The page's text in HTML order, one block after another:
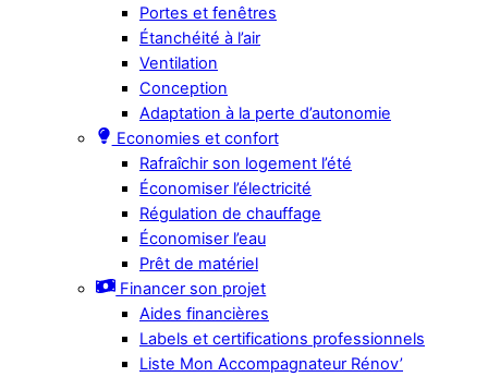
Portes et fenêtres
Étanchéité à l’air
Ventilation
Conception
Adaptation à la perte d’autonomie
Economies et confort
Rafraîchir son logement l’été
Économiser l’électricité
Régulation de chauffage
Économiser l’eau
Prêt de matériel
Financer son projet
Aides financières
Labels et certifications professionnels
Liste Mon Accompagnateur Rénov’